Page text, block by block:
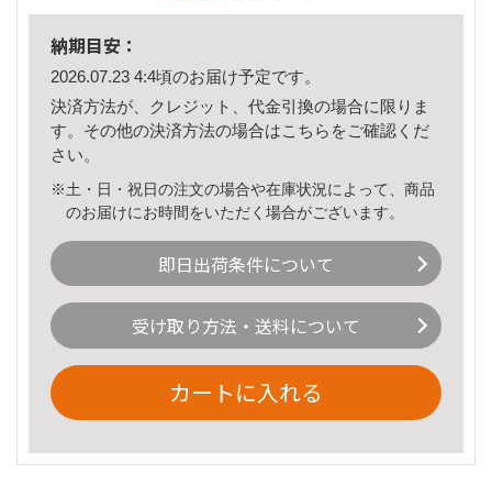
納期目安：
2026.07.23 4:4頃のお届け予定です。
決済方法が、クレジット、代金引換の場合に限りま
す。その他の決済方法の場合はこちら をご確認くだ
さい。
※土・日・祝日の注文の場合や在庫状況によって、商品
のお届けにお時間をいただく場合がございます。
即日出荷条件について
受け取り方法・送料について
カートに入れる